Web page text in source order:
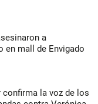
a
en mall de Envigado
confirma la voz de los